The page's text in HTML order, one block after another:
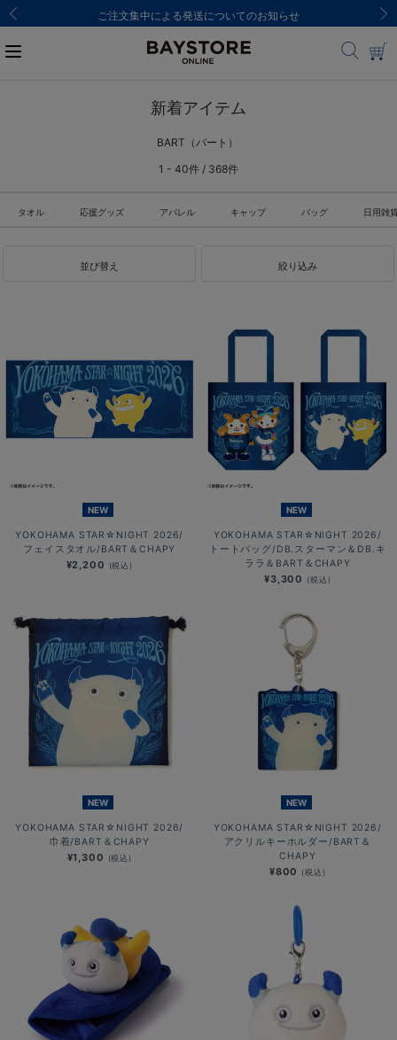
ご注文集中による発送についてのお知らせ
新着アイテム
BART（バート）
1 - 40件 / 368件
タオル 応援グッズ アパレル キャップ バッグ 日用雑
並び替え 絞り込み
NEW
YOKOHAMA STAR☆NIGHT 2026/
フェイスタオル/BART＆CHAPY
¥2,200 (税込)
NEW
YOKOHAMA STAR☆NIGHT 2026/
トートバッグ/DB.スターマン＆DB.キ
ララ＆BART＆CHAPY
¥3,300 (税込)
NEW
YOKOHAMA STAR☆NIGHT 2026/
巾着/BART＆CHAPY
¥1,300 (税込)
NEW
YOKOHAMA STAR☆NIGHT 2026/
アクリルキーホルダー/BART＆
CHAPY
¥800 (税込)